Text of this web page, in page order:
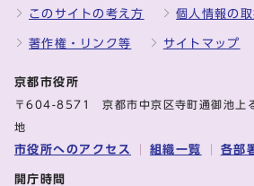
このサイトの考え方 個人情報の取
著作権・リンク等 サイトマップ
京都市役所
〒604-8571 京都市中京区寺町通御池上
地
市役所へのアクセス 組織一覧 各部
開庁時間